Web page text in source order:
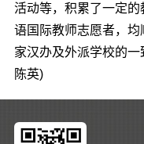
活动等，积累了一定
语国际教师志愿者，
家汉办及外派学校的
陈英)